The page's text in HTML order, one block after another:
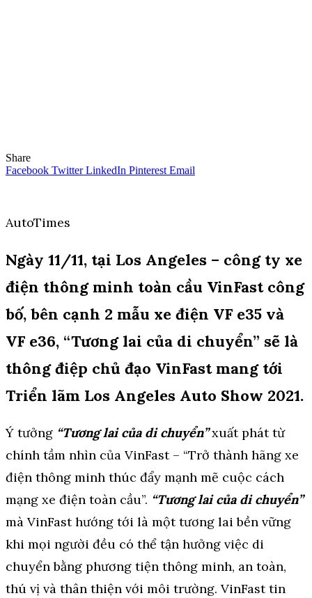
Share
Facebook Twitter LinkedIn Pinterest Email
AutoTimes
Ngày 11/11, tại Los Angeles – công ty xe
điện thông minh toàn cầu VinFast công
bố, bên cạnh 2 mẫu xe điện VF e35 và
VF e36, “Tương lai của di chuyển” sẽ là
thông điệp chủ đạo VinFast mang tới
Triển lãm Los Angeles Auto Show 2021.
Ý tưởng “Tương lai của di chuyển”xuất phát từ
chính tầm nhìn của VinFast – “Trở thành hãng xe
điện thông minh thúc đẩy mạnh mẽ cuộc cách
mạng xe điện toàn cầu”. “Tương lai của di chuyển”
mà VinFast hướng tới là một tương lai bền vững
khi mọi người đều có thể tận hưởng việc di
chuyển bằng phương tiện thông minh, an toàn,
thú vị và thân thiện với môi trường. VinFast tin